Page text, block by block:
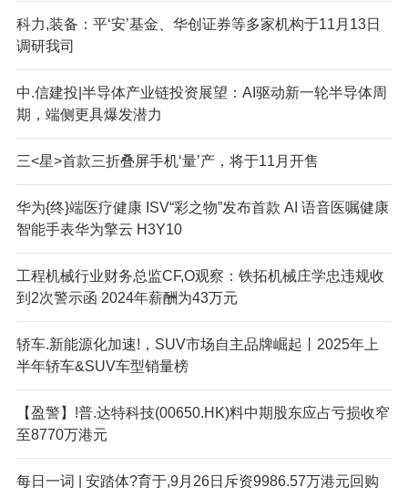
科力,装备：平‘安’基金、华创证券等多家机构于11月13日
调研我司
中.信建投|半导体产业链投资展望：AI驱动新一轮半导体周
期，端侧更具爆发潜力
三<星>首款三折叠屏手机‘量’产，将于11月开售
华为{终}端医疗健康 ISV“彩之物”发布首款 AI 语音医嘱健康
智能手表华为擎云 H3Y10
工程机械行业财务总监CF,O观察：铁拓机械庄学忠违规收
到2次警示函 2024年薪酬为43万元
轿车.新能源化加速!，SUV市场自主品牌崛起丨2025年上
半年轿车&SUV车型销量榜
【盈警】!普.达特科技(00650.HK)料中期股东应占亏损收窄
至8770万港元
每日一词 | 安踏体?育于,9月26日斥资9986.57万港元回购